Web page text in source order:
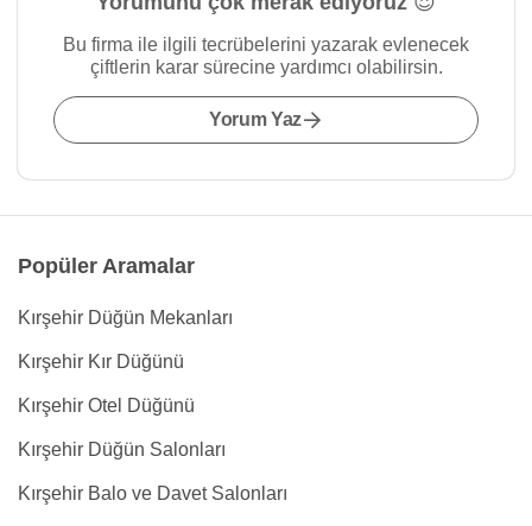
Bu firma ile ilgili tecrübelerini yazarak evlenecek
çiftlerin karar sürecine yardımcı olabilirsin.
Yorum Yaz
Popüler Aramalar
Kırşehir Düğün Mekanları
Kırşehir Kır Düğünü
Kırşehir Otel Düğünü
Kırşehir Düğün Salonları
Kırşehir Balo ve Davet Salonları